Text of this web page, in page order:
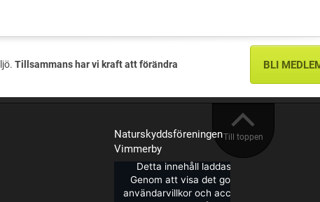
Tillsammans har vi kraft att förändra BLI
Till toppen
Naturskyddsföreningen
Vimmerby
Detta innehåll laddas från Facebook.
Genom att visa det godkänner du deras
användarvillkor och accepterar de cookies